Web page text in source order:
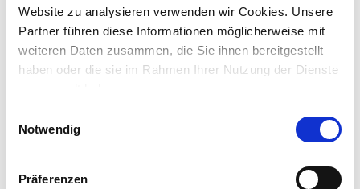
Website zu analysieren verwenden wir Cookies. Unsere
Partner führen diese Informationen möglicherweise mit
weiteren Daten zusammen, die Sie ihnen bereitgestellt
haben oder die sie im Rahmen Ihrer Nutzung der Dienste
gesammelt haben.
Notwendig
Präferenzen
A